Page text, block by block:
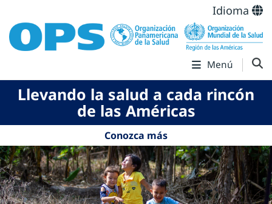
Idioma
Menú
Llevando la salud a cada rincón
de las Américas
Conozca más